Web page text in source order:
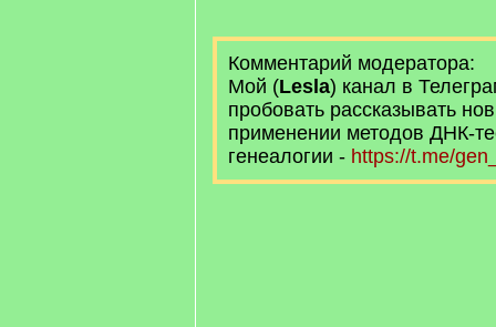
Комментарий модератора:
Мой (Lesla) канал в
пробовать рассказывать
применении методов ДНК-
генеалогии - https://t.me/